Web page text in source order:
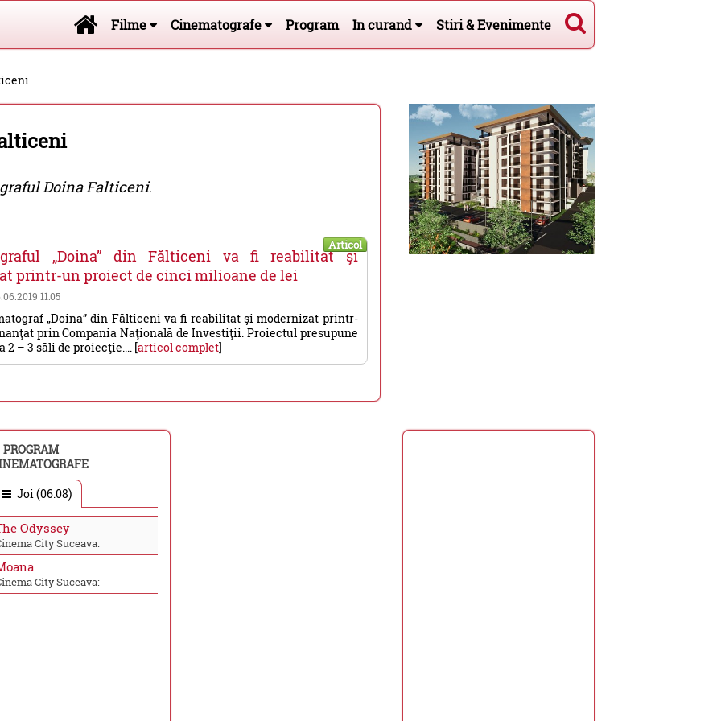
Filme Cinematografe Program In curand Stiri & Evenimente
Doina Falticeni.
Articol
„Doina” din Fălticeni va fi reabilitat şi
printr-un proiect de cinci milioane de lei
11:05
„Doina” din Fălticeni va fi reabilitat şi modernizat printr-
prin Compania Naţională de Investiţii. Proiectul presupune
2 – 3 săli de proiecţie.... [articol complet]
PROGRAM
Joi (06.08)
Odyssey
City Suceava:
City Suceava: